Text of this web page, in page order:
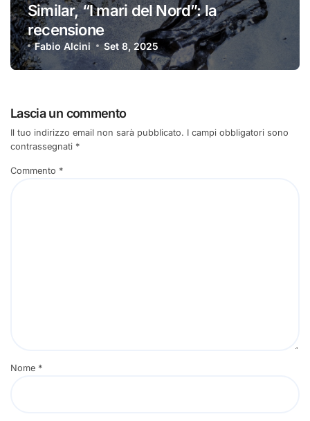
Similar, “I mari del Nord”: la
recensione
Fabio Alcini Set 8, 2025
Lascia un commento
Il tuo indirizzo email non sarà pubblicato. I campi obbligatori sono
contrassegnati *
Commento *
Nome *